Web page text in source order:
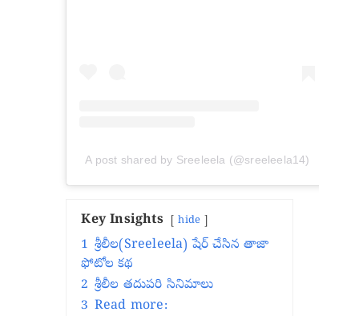
A post shared by Sreeleela (@sreeleela14)
Key Insights hide
1 శ్రీలీల(Sreeleela) షేర్ చేసిన తాజా
ఫోటోల కథ
2 శ్రీలీల తదుపరి సినిమాలు
3 Read more: